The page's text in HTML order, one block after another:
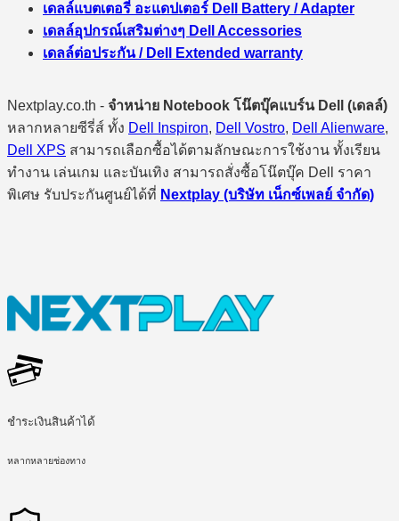
เดลล์แบตเตอรี่ อะแดปเตอร์ Dell Battery / Adapter
เดลล์อุปกรณ์เสริมต่างๆ Dell Accessories
เดลล์ต่อประกัน / Dell Extended warranty
Nextplay.co.th - จำหน่าย Notebook โน๊ตบุ๊คแบร์น Dell (เดลล์)
หลากหลายซีรี่ส์ ทั้ง Dell Inspiron, Dell Vostro, Dell Alienware,
Dell XPS สามารถเลือกซื้อได้ตามลักษณะการใช้งาน ทั้งเรียน
ทำงาน เล่นเกม และบันเทิง สามารถสั่งซื้อโน๊ตบุ๊ค Dell ราคา
พิเศษ รับประกันศูนย์ได้ที่ Nextplay (บริษัท เน็กซ์เพลย์ จำกัด)
ชำระเงินสินค้าได้
หลากหลายช่องทาง